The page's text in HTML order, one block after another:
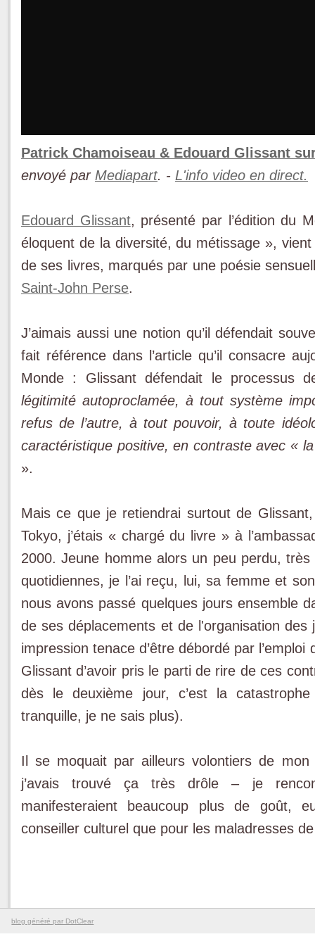
Patrick Chamoiseau & Edouard Glissant
envoyé par Mediapart. - L'info video en direct.
Edouard Glissant, présenté par l’édition du
éloquent de la diversité, du métissage »,
de ses livres, marqués par une poésie
Saint-John Perse.
J’aimais aussi une notion qu’il défendait
fait référence dans l’article qu’il consacre
Monde : Glissant défendait le processus
légitimité autoproclamée, à tout système
refus de l’autre, à tout pouvoir, à toute
caractéristique positive, en contraste avec «
».
Mais ce que je retiendrai surtout de
Tokyo, j’étais « chargé du livre » à
2000. Jeune homme alors un peu perdu,
quotidiennes, je l’ai reçu, lui, sa femme et
nous avons passé quelques jours ensemble
de ses déplacements et de l'organisation
impression tenace d’être débordé par
Glissant d’avoir pris le parti de rire de ces
dès le deuxième jour, c’est la
tranquille, je ne sais plus).
Il se moquait par ailleurs volontiers de mon
j’avais trouvé ça très drôle – je
manifesteraient beaucoup plus de goût,
conseiller culturel que pour les maladresses
blog généré par DotClear